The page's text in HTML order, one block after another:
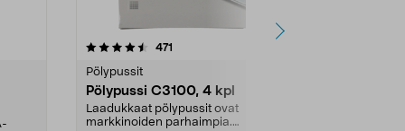
471
Pölypussit
Pölypussi C3100, 4 kpl
Laadukkaat pölypussit ovat
markkinoiden parhaimpia.
4.5viidestä